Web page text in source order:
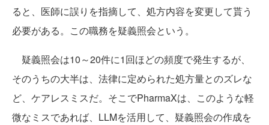
ると、医師に誤りを指摘して、処方内容を変更して貰う
必要がある。この職務を疑義照会という。
疑義照会は10～20件に1回ほどの頻度で発生するが、
そのうちの大半は、法律に定められた処方量とのズレな
ど、ケアレスミスだ。そこでPharmaXは、このような軽
微なミスであれば、LLMを活用して、疑義照会の作成を